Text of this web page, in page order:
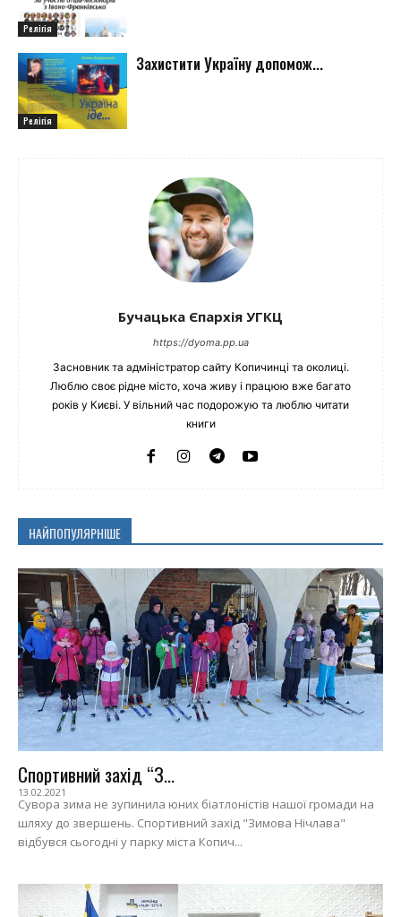
Релігія
Релігія
Захистити Україну допомож...
Бучацька Єпархія УГКЦ
https://dyoma.pp.ua
Засновник та адміністратор сайту Копичинці та околиці.
Люблю своє рідне місто, хоча живу і працюю вже багато
років у Києві. У вільний час подорожую та люблю читати
книги
НАЙПОПУЛЯРНІШЕ
Спортивний захід “З...
13.02.2021
Сувора зима не зупинила юних біатлоністів нашої громади на
шляху до звершень. Спортивний захід "Зимова Нічлава"
відбувся сьогодні у парку міста Копич...